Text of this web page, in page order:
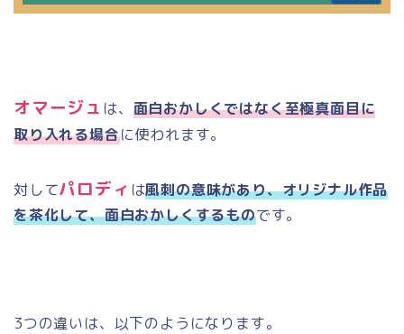
オマージュ は、 面白おかしくではなく至極真面目に
取り入れる場合に使われます。
対してパロディ は風刺の意味があり、オリジナル作品
を茶化して、面白おかしくするものです。
3つの違いは、以下のようになります。